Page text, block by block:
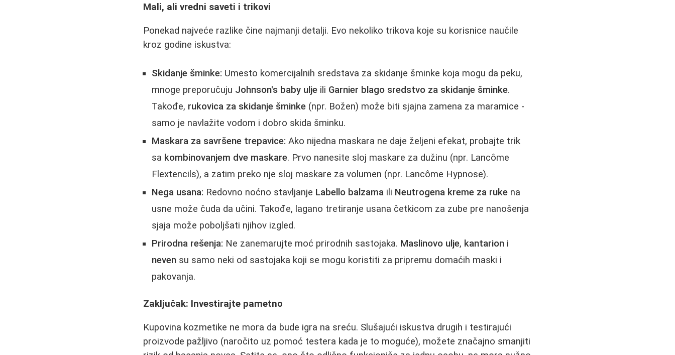
Mali, ali vredni saveti i trikovi
Ponekad najveće razlike čine najmanji detalji. Evo nekoliko trikova koje su korisnice naučile
kroz godine iskustva:
Skidanje šminke: Umesto komercijalnih sredstava za skidanje šminke koja mogu da peku,
mnoge preporučuju Johnson's baby ulje ili Garnier blago sredstvo za skidanje šminke.
Takođe, rukovica za skidanje šminke (npr. Božen) može biti sjajna zamena za maramice -
samo je navlažite vodom i dobro skida šminku.
Maskara za savršene trepavice: Ako nijedna maskara ne daje željeni efekat, probajte trik
sa kombinovanjem dve maskare. Prvo nanesite sloj maskare za dužinu (npr. Lancôme
Flextencils), a zatim preko nje sloj maskare za volumen (npr. Lancôme Hypnose).
Nega usana: Redovno noćno stavljanje Labello balzama ili Neutrogena kreme za ruke na
usne može čuda da učini. Takođe, lagano tretiranje usana četkicom za zube pre nanošenja
sjaja može poboljšati njihov izgled.
Prirodna rešenja: Ne zanemarujte moć prirodnih sastojaka. Maslinovo ulje, kantarion i
neven su samo neki od sastojaka koji se mogu koristiti za pripremu domaćih maski i
pakovanja.
Zaključak: Investirajte pametno
Kupovina kozmetike ne mora da bude igra na sreću. Slušajući iskustva drugih i testirajući
proizvode pažljivo (naročito uz pomoć testera kada je to moguće), možete značajno smanjiti